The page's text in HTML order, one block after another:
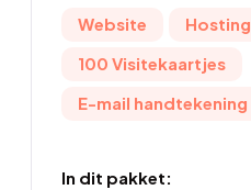
Website Hosting
100 Visitekaartjes
E-mail handtekening
In dit pakket: